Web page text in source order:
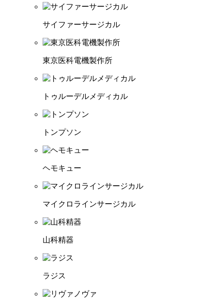
サイファーサージカル
東京医科電機製作所
トゥルーデルメディカル
トンプソン
ヘモキュー
マイクロラインサージカル
山科精器
ラジス